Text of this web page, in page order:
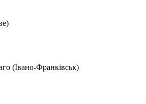
(Івано-Франківськ)